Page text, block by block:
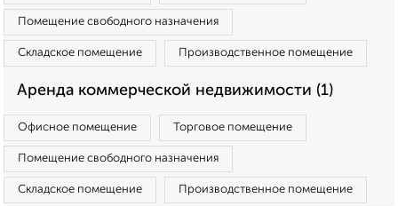
Помещение свободного назначения
Складское помещение Производственное помещение
Аренда коммерческой недвижимости (1)
Офисное помещение Торговое помещение
Помещение свободного назначения
Складское помещение Производственное помещение